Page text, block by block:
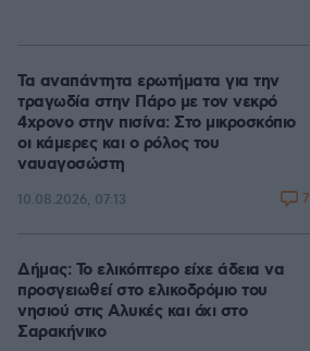
Τα αναπάντητα ερωτήματα για την
τραγωδία στην Πάρο με τον νεκρό
4χρονο στην πισίνα: Στο μικροσκόπιο
οι κάμερες και ο ρόλος του
ναυαγοσώστη
10.08.2026, 07:13 7
Δήμας: Το ελικόπτερο είχε άδεια να
προσγειωθεί στο ελικοδρόμιο του
νησιού στις Αλυκές και όχι στο
Σαρακήνικο